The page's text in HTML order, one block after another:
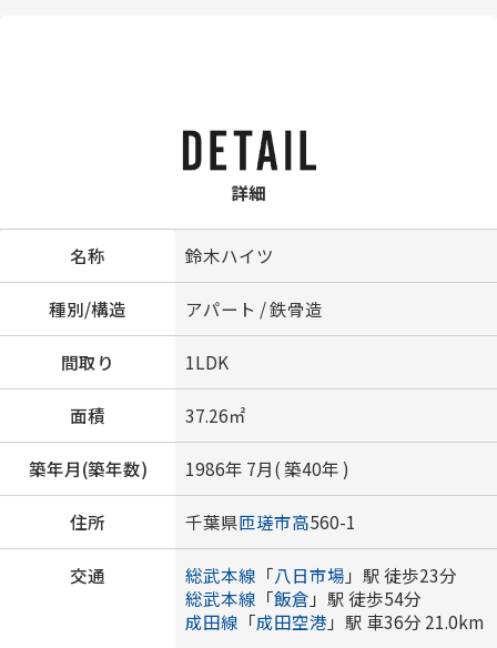
詳細
名称 鈴木ハイツ
種別/構造 アパート / 鉄骨造
間取り 1LDK
面積 37.26㎡
築年月(築年数) 1986年 7月( 築40年 )
住所 千葉県匝瑳市高560-1
交通 総武本線 「八日市場 」駅 徒歩23分
総武本線 「飯倉 」駅 徒歩54分
成田線 「成田空港 」駅 車36分 21.0km